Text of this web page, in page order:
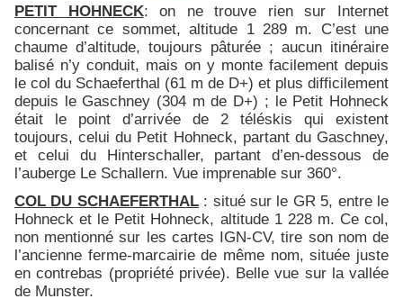
PETIT HOHNECK: on ne trouve rien sur Internet
concernant ce sommet, altitude 1 289 m. C’est une
chaume d’altitude, toujours pâturée ; aucun itinéraire
balisé n’y conduit, mais on y monte facilement depuis
le col du Schaeferthal (61 m de D+) et plus difficilement
depuis le Gaschney (304 m de D+) ; le Petit Hohneck
était le point d’arrivée de 2 téléskis qui existent
toujours, celui du Petit Hohneck, partant du Gaschney,
et celui du Hinterschaller, partant d’en-dessous de
l’auberge Le Schallern. Vue imprenable sur 360°.
COL DU SCHAEFERTHAL: situé sur le GR 5, entre le
Hohneck et le Petit Hohneck, altitude 1 228 m. Ce col,
non mentionné sur les cartes IGN-CV, tire son nom de
l’ancienne ferme-marcairie de même nom, située juste
en contrebas (propriété privée). Belle vue sur la vallée
de Munster.